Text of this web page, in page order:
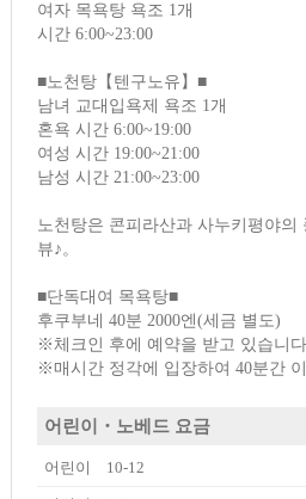
여자 목욕탕 욕조 1개
시간 6:00~23:00
■노천탕【텐구노유】■
남녀 교대입욕제 욕조 1개
혼욕 시간 6:00~19:00
여성 시간 19:00~21:00
남성 시간 21:00~23:00
노천탕은 콘피라산과 사누키평야의
뷰♪。
■단독대여 목욕탕■
후쿠부네 40분 2000엔(세금 별도)
※체크인 후에 예약을 받고 있습니
※매시간 정각에 입장하여 40분간
어린이・노베드 요금
어린이 10-12